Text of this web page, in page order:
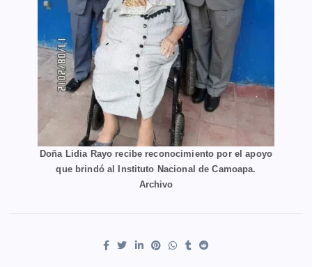
Doña Lidia Rayo recibe reconocimiento por el apoyo
que brindó al Instituto Nacional de Camoapa.
Archivo